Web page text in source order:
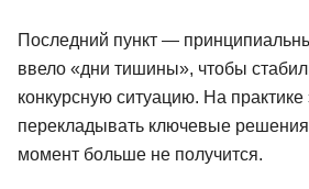
Последний пункт —
ввело «дни тишины», чтобы
конкурсную ситуацию. На практике
перекладывать ключевые
момент больше не получится.